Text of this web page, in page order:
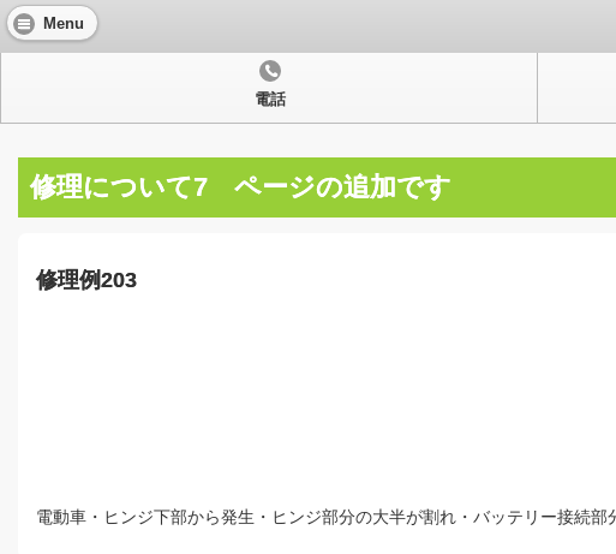
Menu
電話
修理について7 ページの追加です
修理例203
電動車・ヒンジ下部から発生・ヒンジ部分の大半が割れ・バッテリー接続